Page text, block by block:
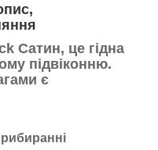
Сатин, це гідна
підвіконню.
є